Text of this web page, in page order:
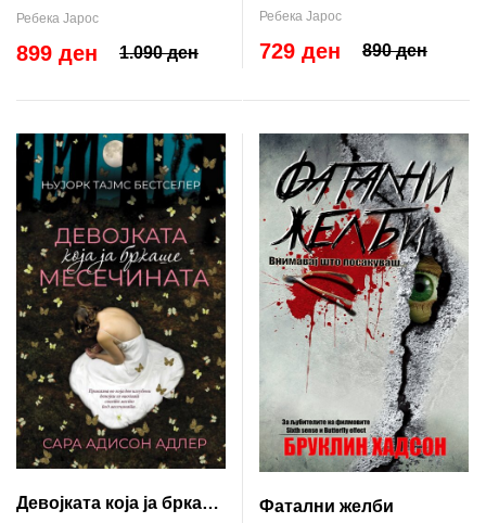
Empyrean #2)
Ребека Јарос
1.090 ден
899 ден
Empyrean #1)
Ребека Јарос
890 ден
729 ден
Девојката која ја бркаше
Фатални желби